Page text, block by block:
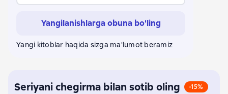
Yangilanishlarga obuna bo'ling
Yangi kitoblar haqida sizga ma'lumot beramiz
Seriyani chegirma bilan sotib oling -15%